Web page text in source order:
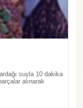
suyla 10 dakika
alınarak